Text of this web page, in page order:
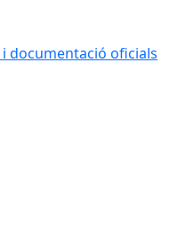
documentació oficials